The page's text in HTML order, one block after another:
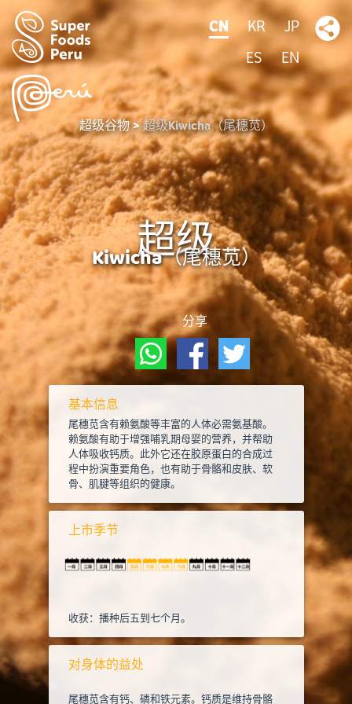
CN KR
JP
ES
EN
超级谷物 超级Kiwicha（尾穗苋）
超级
Kiwicha（尾穗苋）
分享
基本信息
尾穗苋含有赖氨酸等丰富的人体必需氨基酸。
赖氨酸有助于增强哺乳期母婴的营养，并帮助
人体吸收钙质。此外它还在胶原蛋白的合成过
程中扮演重要角色，也有助于骨骼和皮肤、软
骨、肌腱等组织的健康。
上市季节
收获：播种后五到七个月。
对身体的益处
尾穗苋含有钙、磷和铁元素。钙质是维持骨骼